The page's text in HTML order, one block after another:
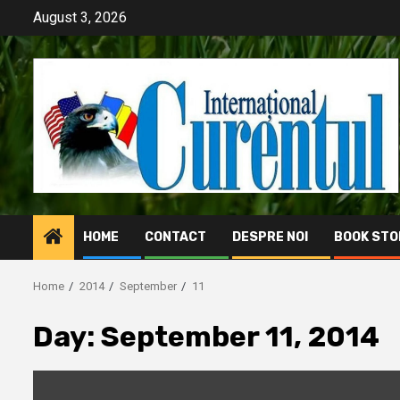
content
August 3, 2026
HOME CONTACT DESPRE NOI BOOK
Home 2014 September 11
Day: September 11, 2014